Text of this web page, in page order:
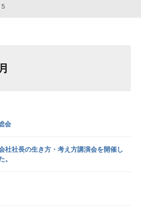
5
会
社社長の生き方・考え方講演会を開催し
。